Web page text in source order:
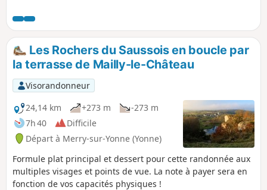
pas conduit aux résultats escomptés, aujourd'hui, c'est vers
une restauration de la biodiversité que l'on s'oriente. La
faune et la flore reviennent progressivement.Découvrir ce
patrimoine concourt aussi à instruire les enfants.Superbe
promenade pédagogique!
Les Rochers du Saussois en boucle par
la terrasse de Mailly-le-Château
Visorandonneur
24,14 km
+273 m
-273 m
7h 40
Difficile
Départ à Merry-sur-Yonne (Yonne)
Formule plat principal et dessert pour cette randonnée aux
multiples visages et points de vue. La note à payer sera en
fonction de vos capacités physiques !